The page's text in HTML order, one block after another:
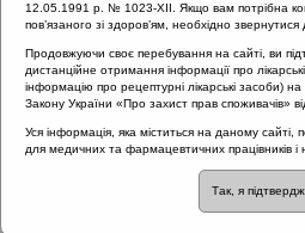
Принципи фармакотерапії ГРС
Принципи
згідно EPOS
12.05.1991 р. № 1023-XII. Якщо вам потрібна
пов’язаного зі здоров’ям, необхідно звернутися
Продовжуючи своє перебування на сайті, ви
дистанційне отримання інформації про
інформацію про рецептурні лікарські засоби)
Закону України «Про захист прав споживачів»
Уся інформація, яка міститься на даному
для медичних та фармацевтичних працівників і
Так, я